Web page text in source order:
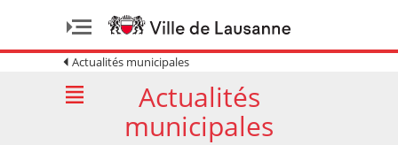
Actualités municipales
Actualités
municipales